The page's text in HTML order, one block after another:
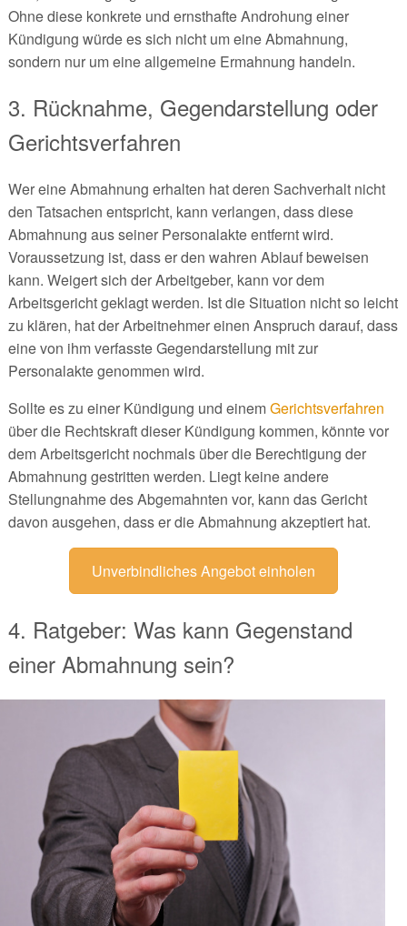
Ohne diese konkrete und ernsthafte Androhung einer
Kündigung würde es sich nicht um eine Abmahnung,
sondern nur um eine allgemeine Ermahnung handeln.
3. Rücknahme, Gegendarstellung oder
Gerichtsverfahren
Wer eine Abmahnung erhalten hat deren Sachverhalt nicht
den Tatsachen entspricht, kann verlangen, dass diese
Abmahnung aus seiner Personalakte entfernt wird.
Voraussetzung ist, dass er den wahren Ablauf beweisen
kann. Weigert sich der Arbeitgeber, kann vor dem
Arbeitsgericht geklagt werden. Ist die Situation nicht so leicht
zu klären, hat der Arbeitnehmer einen Anspruch darauf, dass
eine von ihm verfasste Gegendarstellung mit zur
Personalakte genommen wird.
Sollte es zu einer Kündigung und einemGerichtsverfahren
über die Rechtskraft dieser Kündigung kommen, könnte vor
dem Arbeitsgericht nochmals über die Berechtigung der
Abmahnung gestritten werden. Liegt keine andere
Stellungnahme des Abgemahnten vor, kann das Gericht
davon ausgehen, dass er die Abmahnung akzeptiert hat.
Unverbindliches Angebot einholen
4. Ratgeber: Was kann Gegenstand
einer Abmahnung sein?